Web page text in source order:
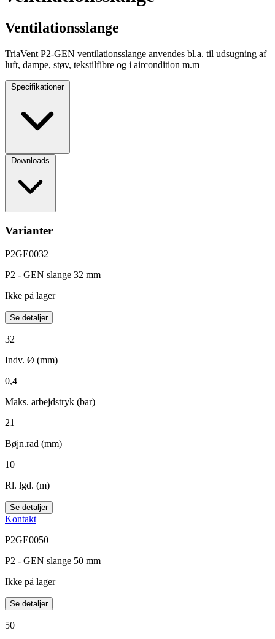
Ventilationsslange
TriaVent P2-GEN ventilationsslange anvendes bl.a. til udsugning af
luft, dampe, støv, tekstilfibre og i aircondition m.m
Specifikationer
Downloads
Varianter
P2GE0032
P2 - GEN slange 32 mm
Ikke på lager
Se detaljer
32
Indv. Ø (mm)
0,4
Maks. arbejdstryk (bar)
21
Bøjn.rad (mm)
10
Rl. lgd. (m)
Se detaljer
Kontakt
P2GE0050
P2 - GEN slange 50 mm
Ikke på lager
Se detaljer
50